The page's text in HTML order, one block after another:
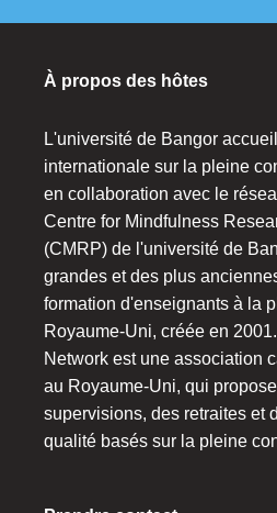
À propos des hôtes
L'université de Bangor
internationale sur la pleine
en collaboration avec le
Centre for Mindfulness
(CMRP) de l'université de
grandes et des plus
formation d'enseignants à la
Royaume-Uni, créée en
Network est une association
au Royaume-Uni, qui
supervisions, des retraites et
qualité basés sur la pleine